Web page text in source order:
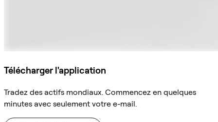
Télécharger l'application
Tradez des actifs mondiaux. Commencez en quelques
minutes avec seulement votre e-mail.